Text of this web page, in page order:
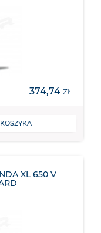
374,74 ZŁ
XL 650 V